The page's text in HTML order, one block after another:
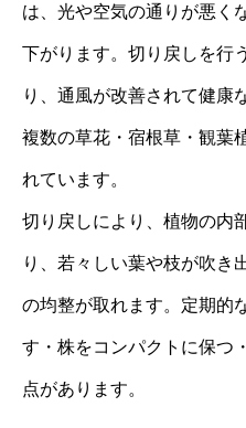
は、光や空気の通りが悪く
下がります。切り戻しを行
り、通風が改善されて健康
複数の草花・宿根草・観葉
れています。
切り戻しにより、植物の内
り、若々しい葉や枝が吹き
の均整が取れます。定期的
す・株をコンパクトに保つ
点があります。